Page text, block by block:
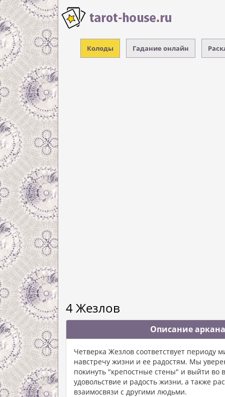
Колоды Гадание онлайн
4 Жезлов
Описание
Четверка Жезлов соответствует периоду
навстречу жизни и ее радостям. Мы
покинуть "крепостные стены" и выйти
удовольствие и радость жизни, а также
взаимосвязи с другими людьми.